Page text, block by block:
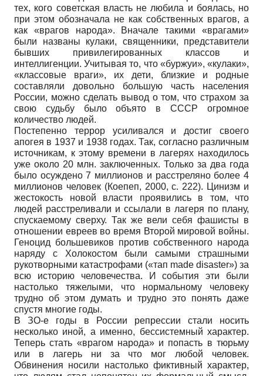
тех, кого советская власть не любила и боялась, но
при этом обозначала не как собственных врагов, а
как «врагов народа». Вначале такими «врагами»
были названы кулаки, священники, представители
бывших привилегированных классов и
интеллигенции. Учитывая то, что «буржуи», «кулаки»,
«классовые враги», их дети, близкие и родные
составляли довольно большую часть населения
России, можно сделать вывод о том, что страхом за
свою судьбу было объято в СССР огромное
количество людей.
Постепенно террор усиливался и достиг своего
апогея в 1937 и 1938 годах. Так, согласно различным
источникам, к этому времени в лагерях находилось
уже около 20 млн. заключенных. Только за два года
было осуждено 7 миллионов и расстреляно более 4
миллионов человек (Коепеп, 2000, с. 222). Цинизм и
жестокость новой власти проявились в том, что
людей расстреливали и ссылали в лагеря по плану,
спускаемому сверху. Так же вели себя фашисты в
отношении евреев во время Второй мировой войны.
Геноцид большевиков против собственного народа
наряду с Холокостом были самыми страшными
рукотворными катастрофами («тап made disaster») за
всю историю человечества. И события эти были
настолько тяжелыми, что нормальному человеку
трудно об этом думать и трудно это понять даже
спустя многие годы.
В ЗО-е годы в России репрессии стали носить
несколько иной, а именно, бессистемный характер.
Теперь стать «врагом народа» и попасть в тюрьму
или в лагерь ни за что мог любой человек.
Обвинения носили настолько фиктивный характер,